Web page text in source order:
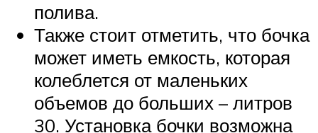
полива.
Также стоит отметить, что бочка
может иметь емкость, которая
колеблется от маленьких
объемов до больших – литров
30. Установка бочки возможна